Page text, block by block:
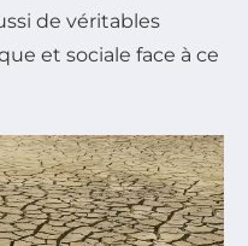
de véritables
et sociale face à ce